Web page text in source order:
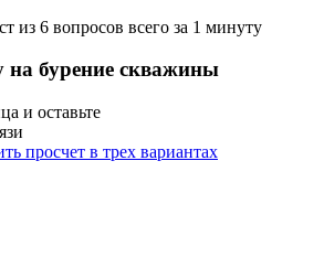
из 6 вопросов всего за 1 минуту
на бурение скважины
и оставьте
просчет в трех вариантах